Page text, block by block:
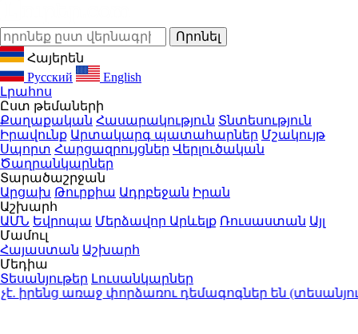
Հայերեն
Русский
English
Լրահոս
Ըստ թեմաների
Քաղաքական Հասարակություն Տնտեսություն
Իրավունք Արտակարգ պատահարներ Մշակույթ
Սպորտ Հարցազրույցներ Վերլուծական
Ծաղրանկարներ
Տարածաշրջան
Արցախ Թուրքիա Ադրբեջան Իրան
Աշխարհ
ԱՄՆ Եվրոպա Մերձավոր Արևելք Ռուսաստան Այլ
Մամուլ
Հայաստան Աշխարհ
Մեդիա
Տեսանյութեր Լուսանկարներ
առաջ փորձառու դեմագոգներ են (տեսանյութ)